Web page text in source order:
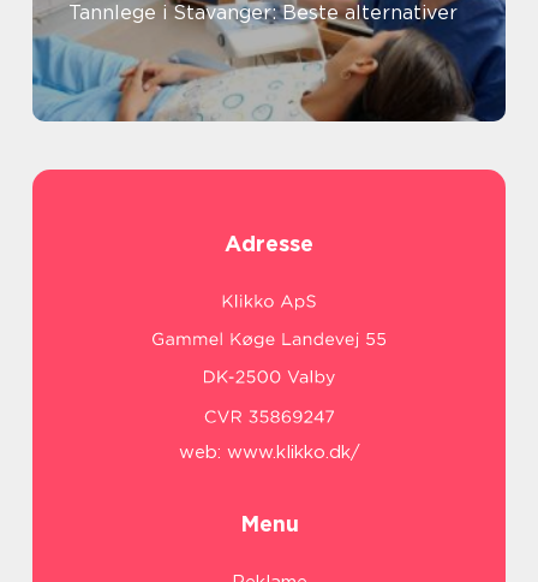
Tannlege i Stavanger: Beste alternativer
Adresse
web: www.klikko.dk/
Menu